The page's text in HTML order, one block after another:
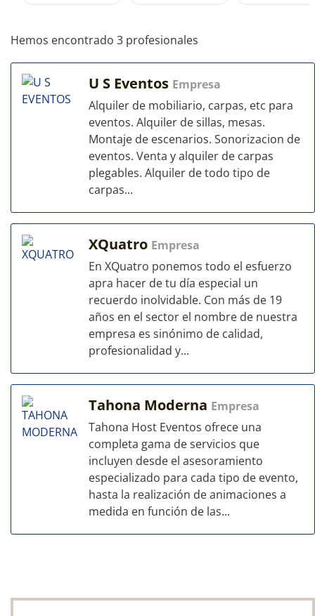
Hemos encontrado 3 profesionales
U S Eventos Empresa
Alquiler de mobiliario, carpas, etc para
eventos. Alquiler de sillas, mesas.
Montaje de escenarios. Sonorizacion de
eventos. Venta y alquiler de carpas
plegables. Alquiler de todo tipo de
carpas...
XQuatro Empresa
En XQuatro ponemos todo el esfuerzo
apra hacer de tu día especial un
recuerdo inolvidable. Con más de 19
años en el sector el nombre de nuestra
empresa es sinónimo de calidad,
profesionalidad y...
Tahona Moderna Empresa
Tahona Host Eventos ofrece una
completa gama de servicios que
incluyen desde el asesoramiento
especializado para cada tipo de evento,
hasta la realización de animaciones a
medida en función de las...